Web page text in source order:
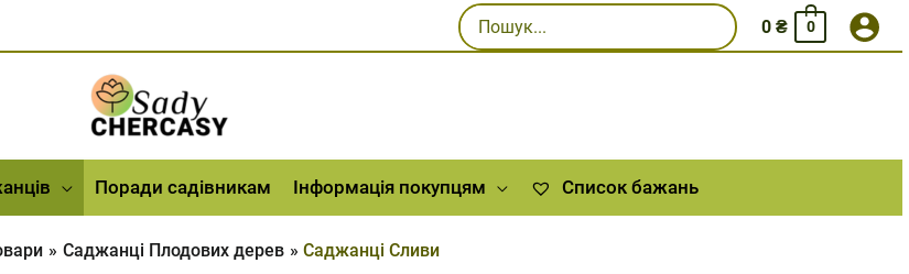
Шукати:
0₴ 0
Поради садівникам Інформація покупцям Список бажань
Саджанці Плодових дерев Саджанці Сливи